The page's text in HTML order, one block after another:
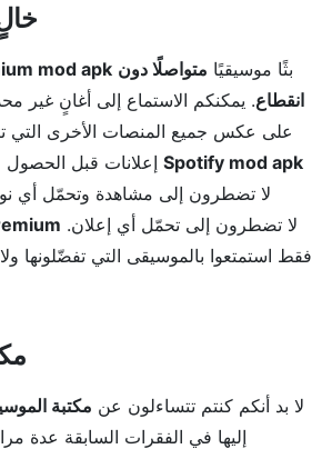
mod apk بثًا موسيقيًا متواصلًا دون
انقطاع. يمكنكم الاستماع إلى أغانٍ غير
على عكس جميع المنصات الأخرى التي
Spotify mod apk
لا تضطرون إلى مشاهدة وتحمّل أي نوع
فقط استمتعوا بالموسيقى التي تفضّلونها
لا بد أنكم كنتم تتساءلون عن مكتبة
إليها في الفقرات السابقة عدة